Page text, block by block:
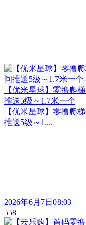
【优米星球】零撸爬
推送5级～1.7米一个
【优米星球】零撸爬
推送5级～1....
2026年6月7日08:03
558